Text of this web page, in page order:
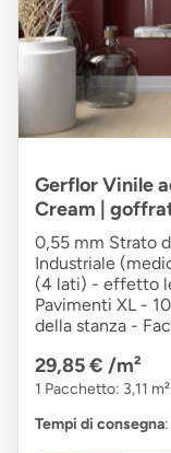
Gerflor Vinile
Cream |
0,55 mm Strato
Industriale
(4 lati) - effetto
Pavimenti XL -
della stanza -
29,85 € /m²
1 Pacchetto: 3,11
Tempi di consegna